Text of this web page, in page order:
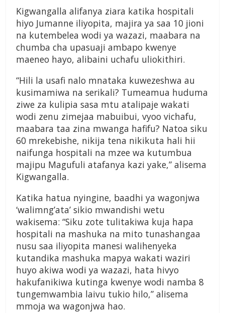
Kigwangalla alifanya ziara katika hospitali
hiyo Jumanne iliyopita, majira ya saa 10 jioni
na kutembelea wodi ya wazazi, maabara na
chumba cha upasuaji ambapo kwenye
maeneo hayo, alibaini uchafu uliokithiri.
“Hili la usafi nalo mnataka kuwezeshwa au
kusimamiwa na serikali? Tumeamua huduma
ziwe za kulipia sasa mtu atalipaje wakati
wodi zenu zimejaa mabuibui, vyoo vichafu,
maabara taa zina mwanga hafifu? Natoa siku
60 mrekebishe, nikija tena nikikuta hali hii
naifunga hospitali na mzee wa kutumbua
majipu Magufuli atafanya kazi yake,” alisema
Kigwangalla.
Katika hatua nyingine, baadhi ya wagonjwa
‘walimng’ata’ sikio mwandishi wetu
wakisema: “Siku zote tulitakiwa kuja hapa
hospitali na mashuka na mito tunashangaa
nusu saa iliyopita manesi walihenyeka
kutandika mashuka mapya wakati waziri
huyo akiwa wodi ya wazazi, hata hivyo
hakufanikiwa kutinga kwenye wodi namba 8
tungemwambia laivu tukio hilo,” alisema
mmoja wa wagonjwa hao.